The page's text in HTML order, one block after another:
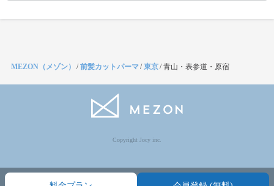
MEZON（メゾン） /前髪カットパーマ/東京/青山・表参道・原宿
Copyright Jocy inc.